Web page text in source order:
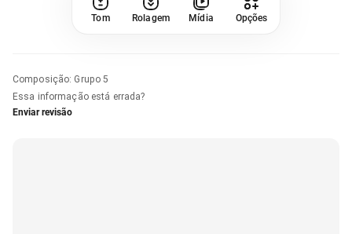
Tom Rolagem Mídia Opções
Composição: Grupo 5
Essa informação está errada?
Enviar revisão